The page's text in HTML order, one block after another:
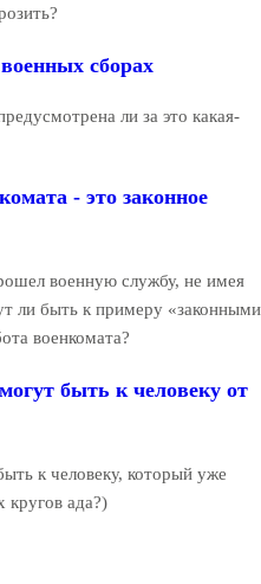
сборах
ли за это какая-
- это законное
военную службу, не имея
ли быть к примеру «законными
военкомата?
быть к человеку от
к человеку, который уже
кругов ада?)